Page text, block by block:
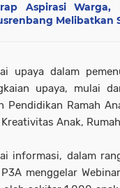
Aspirasi Warga,
Melibatkan
upaya dalam
upaya, mulai
Pendidikan Ramah
Anak,
informasi, dalam
menggelar